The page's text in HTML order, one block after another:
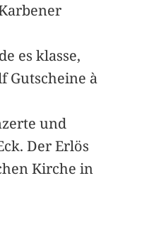
es klasse,
Gutscheine à
und
Der Erlös
Kirche in